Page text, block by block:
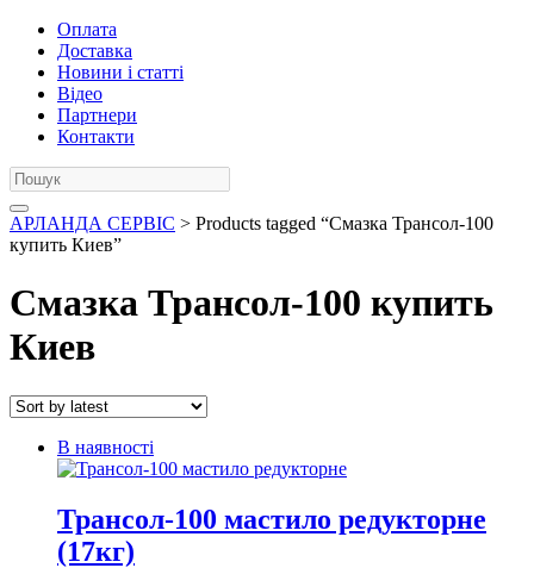
Оплата
Доставка
Новини і статті
Відео
Партнери
Контакти
АРЛАНДА СЕРВІС > Products tagged “Смазка Трансол-100
купить Киев”
Смазка Трансол-100 купить
Киев
В наявності
Трансол-100 мастило редукторне
(17кг)